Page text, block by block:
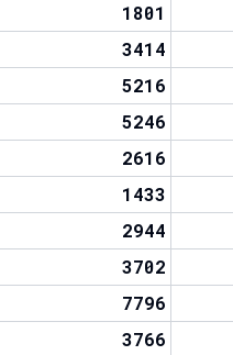
1801
3414
5216
5246
2616
1433
2944
3702
7796
3766